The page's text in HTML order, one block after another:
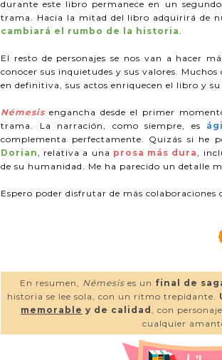
durante este libro permanece en un
trama. Hacia la mitad del libro adquirirá de
cambiará el rumbo de la historia.
El resto de personajes se nos van a hacer
conocer sus inquietudes y sus valores.
en definitiva, sus actos enriquecen el libro y
Némesis engancha desde el primer
trama. La narración, como siempre, es
complementa perfectamente. Quizás si he
Dorian, relativa a una prosa más dura,
de su humanidad. Me ha parecido un detalle
Espero poder disfrutar de más colaboraciones
En resumen, Némesis es un final de
historia se lee sola, con un ritmo trepidante.
memorable y de calidad , con
cualquier